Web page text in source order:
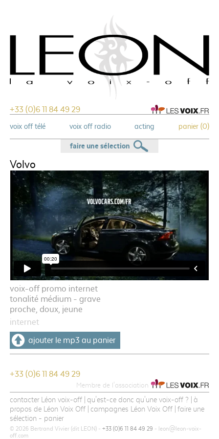
+33 (0)6 11 84 49 29
voix off télé voix off radio acting panier (0)
faire une sélection
Volvo
voix-off promo internet
tonalité médium - grave
proche, doux, jeune
internet
ajouter le mp3 au panier
+33 (0)6 11 84 49 29
Membre de l'association
contacter Léon voix-off qu'est-ce donc qu'une voix-off ?
à
propos de Léon Voix Off campagnes Léon Voix Off faire une
sélection - panier
© 2026 Bertrand Vivier (dit LEON) - +33 (0)6 11 84 49 29 - leon@leon-voix-
off.com